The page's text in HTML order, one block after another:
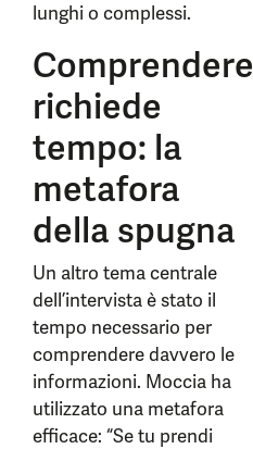
lunghi o complessi.
Comprendere
richiede
tempo: la
metafora
della spugna
Un altro tema centrale
dell’intervista è stato il
tempo necessario per
comprendere davvero le
informazioni. Moccia ha
utilizzato una metafora
efficace: “Se tu prendi